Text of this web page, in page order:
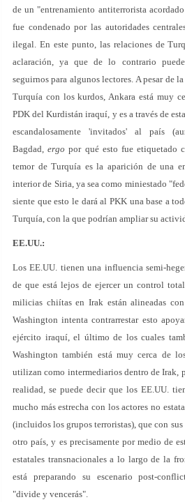
de un "entrenamiento antiterrorista
fue condenado por las autoridades
ilegal. En este punto, las relaciones de
aclaración, ya que de lo contrario
seguirnos para algunos lectores. A pesar de
Turquía con los kurdos, Ankara está muy
PDK del Kurdistán iraquí, y es a través de
escandalosamente 'invitados' al país
Bagdad,ergo por qué esto fue etiquetado
temor de Turquía es la aparición de una
interior de Siria, ya sea como miniestado
siente que esto le dará al PKK una base a
Turquía, con la que podrían ampliar su
EE.UU.:
Los EE.UU. tienen una influencia semi-
de que está lejos de ejercer un control
milicias chiítas en Irak están alineadas
Washington intenta contrarrestar esto
ejército iraquí, el último de los cuales
Washington también está muy cerca de
utilizan como intermediarios dentro de Irak,
realidad, se puede decir que los EE.UU.
mucho más estrecha con los actores no
(incluidos los grupos terroristas), que con sus
otro país, y es precisamente por medio de
estatales transnacionales a lo largo de la
está preparando su escenario post-
"divide y vencerás".